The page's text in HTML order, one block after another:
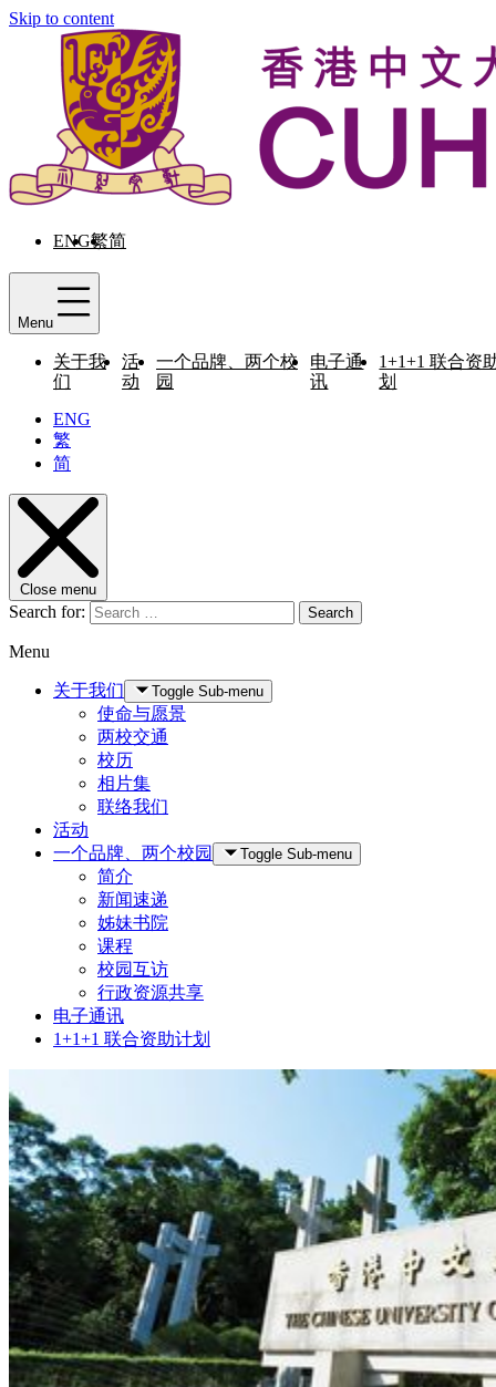
Skip to content
ENG繁简
Menu
关于我
们
活
动
一个品牌、两个校
园
电子通
讯
1+1+1 联合资
划
ENG
繁
简
Close menu
Search for: Search
Menu
关于我们 Toggle Sub-menu
使命与愿景
两校交通
校历
相片集
联络我们
活动
一个品牌、两个校园
Toggle Sub-menu
简介
新闻速递
姊妹书院
课程
校园互访
行政资源共享
电子通讯
1+1+1 联合资助计划